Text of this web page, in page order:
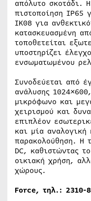
απόλυτο σκοτάδι.
πιστοποίηση IP65
IK08 για
κατασκευασμένη
τοποθετείται
υποστηρίζει
ενσωματωμένου
Συνοδεύεται από
ανάλυσης
μικρόφωνο και
χειρισμού και
επιπλέον
και μία
παρακολούθηση. Η
DC, καθιστώντας
οικιακή χρήση,
χώρους.
Force, τηλ.: 2310-